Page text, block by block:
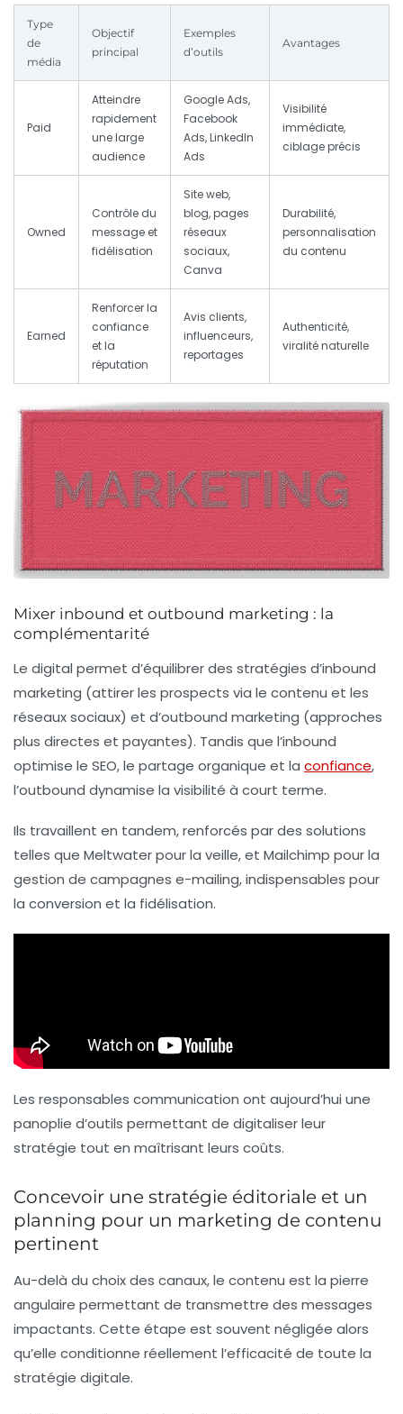
Type
de
média
Objectif
principal
Exemples
d’outils
Avantages
Paid
Atteindre
rapidement
une large
audience
Google Ads,
Facebook
Ads, LinkedIn
Ads
Visibilité
immédiate,
ciblage précis
Owned
Contrôle du
message et
fidélisation
Site web,
blog, pages
réseaux
sociaux,
Canva
Durabilité,
personnalisation
du contenu
Earned
Renforcer la
confiance
et la
réputation
Avis clients,
influenceurs,
reportages
Authenticité,
viralité naturelle
Mixer inbound et outbound marketing : la
complémentarité
Le digital permet d’équilibrer des stratégies d’inbound
marketing (attirer les prospects via le contenu et les
réseaux sociaux) et d’outbound marketing (approches
plus directes et payantes). Tandis que l’inbound
optimise le SEO, le partage organique et la confiance,
l’outbound dynamise la visibilité à court terme.
Ils travaillent en tandem, renforcés par des solutions
telles que Meltwater pour la veille, et Mailchimp pour la
gestion de campagnes e-mailing, indispensables pour
la conversion et la fidélisation.
Les responsables communication ont aujourd’hui une
panoplie d’outils permettant de digitaliser leur
stratégie tout en maîtrisant leurs coûts.
Concevoir une stratégie éditoriale et un
planning pour un marketing de contenu
pertinent
Au-delà du choix des canaux, le contenu est la pierre
angulaire permettant de transmettre des messages
impactants. Cette étape est souvent négligée alors
qu’elle conditionne réellement l’efficacité de toute la
stratégie digitale.